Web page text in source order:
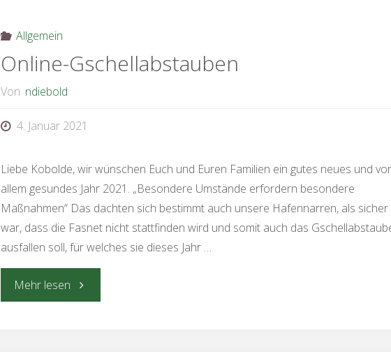
Allgemein
Online-Gschellabstauben
Von ndiebold
4. Januar 2021
Liebe Kobolde, wir wünschen Euch und Euren Familien ein gutes neues und vor
allem gesundes Jahr 2021. „Besondere Umstände erfordern besondere
Maßnahmen“ Das dachten sich bestimmt auch unsere Hafennarren, als sicher
war, dass die Fasnet nicht stattfinden wird und somit auch das
ausfallen soll, für welches sie dieses Jahr …
Mehr lesen"Online-